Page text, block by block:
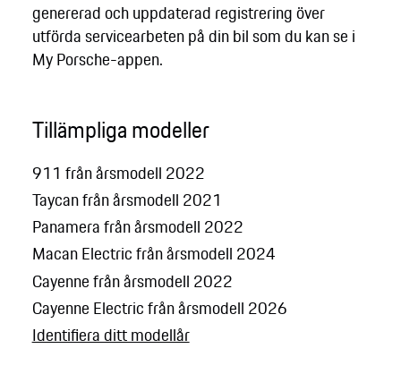
genererad och uppdaterad registrering över
utförda servicearbeten på din bil som du kan se i
My Porsche-appen.
Tillämpliga modeller
911 från årsmodell 2022
Taycan från årsmodell 2021
Panamera från årsmodell 2022
Macan Electric från årsmodell 2024
Cayenne från årsmodell 2022
Cayenne Electric från årsmodell 2026
Identifiera ditt modellår